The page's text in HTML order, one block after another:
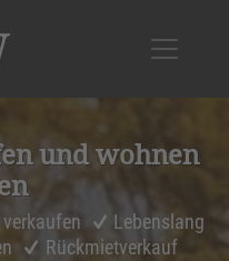
und wohnen
Lebenslang
Rückmietverkauf